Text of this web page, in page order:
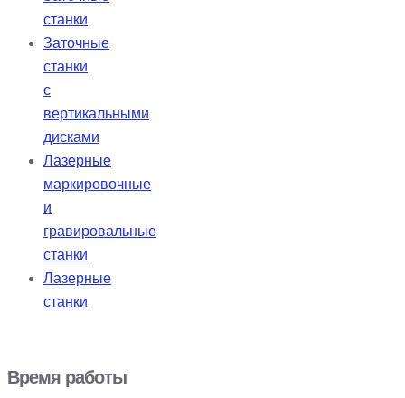
станки
Заточные
станки
с
вертикальными
дисками
Лазерные
маркировочные
и
гравировальные
станки
Лазерные
станки
Время работы